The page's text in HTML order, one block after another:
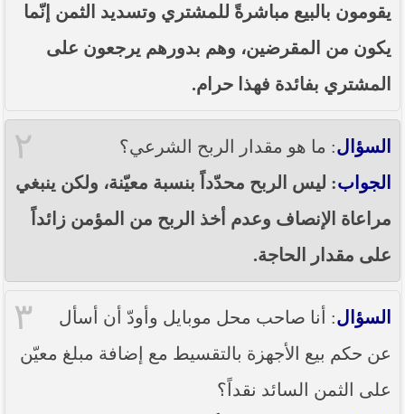
يقومون بالبيع مباشرةً للمشتري وتسديد الثمن إنّما
يكون من المقرضين، وهم بدورهم يرجعون على
المشتري بفائدة فهذا حرام.
٢ السؤال: ما هو مقدار الربح الشرعي؟
الجواب: ليس الربح محدّداً بنسبة معيّنة، ولكن ينبغي
مراعاة الإنصاف وعدم أخذ الربح من المؤمن زائداً
على مقدار الحاجة.
٣ السؤال: أنا صاحب محل موبايل وأودّ أن أسأل
عن حكم بيع الأجهزة بالتقسيط مع إضافة مبلغ معيّن
على الثمن السائد نقداً؟